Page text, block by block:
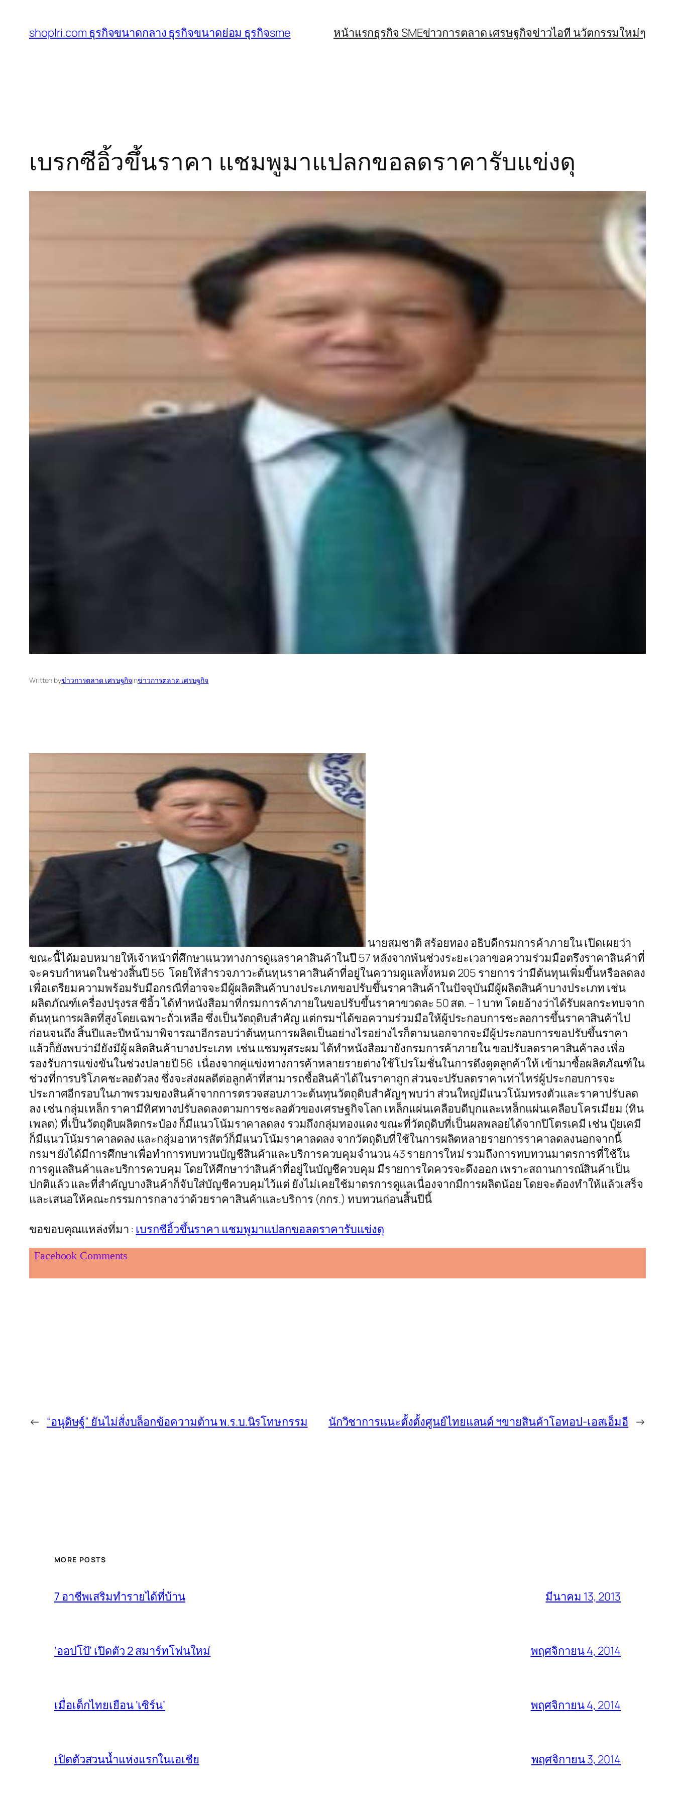
shoplri.com ธุรกิจขนาดกลาง ธุรกิจขนาดย่อม ธุรกิจsme หน้าแรกธุรกิจ SMEข่าวการตลาด เศรษฐกิจข่าวไอที นวัตกรรมใหม่ๆ
เบรกซีอิ้วขึ้นราคา แชมพูมาแปลกขอลดราคารับแข่งดุ
Written byข่าวการตลาด เศรษฐกิจinข่าวการตลาด เศรษฐกิจ
นายสมชาติ สร้อยทอง อธิบดีกรมการค้าภายใน เปิดเผยว่า
ขณะนี้ได้มอบหมายให้เจ้าหน้าที่ศึกษาแนวทางการดูแลราคาสินค้าในปี 57 หลังจากพ้นช่วงระยะเวลาขอความร่วมมือตรึงราคาสินค้าที่
จะครบกำหนดในช่วงสิ้นปี 56 โดยให้สำรวจภาวะต้นทุนราคาสินค้าที่อยู่ในความดูแลทั้งหมด 205 รายการ ว่ามีต้นทุนเพิ่มขึ้นหรือลดลง
เพื่อเตรียมความพร้อมรับมือกรณีที่อาจจะมีผู้ผลิตสินค้าบางประเภทขอปรับขึ้นราคาสินค้าในปัจจุบันมีผู้ผลิตสินค้าบางประเภท เช่น
ผลิตภัณฑ์เครื่องปรุงรส ซีอิ้ว ได้ทำหนังสือมาที่กรมการค้าภายในขอปรับขึ้นราคาขวดละ 50 สต. – 1 บาท โดยอ้างว่าได้รับผลกระทบจาก
ต้นทุนการผลิตที่สูงโดยเฉพาะถั่วเหลือ ซึ่งเป็นวัตถุดิบสำคัญ แต่กรมฯได้ขอความร่วมมือให้ผู้ประกอบการชะลอการขึ้นราคาสินค้าไป
ก่อนจนถึง สิ้นปีและปีหน้ามาพิจารณาอีกรอบว่าต้นทุนการผลิตเป็นอย่างไรอย่างไรก็ตามนอกจากจะมีผู้ประกอบการขอปรับขึ้นราคา
แล้วก็ยังพบว่ามียังมีผู้ ผลิตสินค้าบางประเภท เช่น แชมพูสระผม ได้ทำหนังสือมายังกรมการค้าภายใน ขอปรับลดราคาสินค้าลง เพื่อ
รองรับการแข่งขันในช่วงปลายปี 56 เนื่องจากคู่แข่งทางการค้าหลายรายต่างใช้โปรโมชั่นในการดึงดูดลูกค้าให้ เข้ามาซื้อผลิตภัณฑ์ใน
ช่วงที่การบริโภคชะลอตัวลง ซึ่งจะส่งผลดีต่อลูกค้าที่สามารถซื้อสินค้าได้ในราคาถูก ส่วนจะปรับลดราคาเท่าไหร่ผู้ประกอบการจะ
ประกาศอีกรอบในภาพรวมของสินค้าจากการตรวจสอบภาวะต้นทุนวัตถุดิบสำคัญๆ พบว่า ส่วนใหญ่มีแนวโน้มทรงตัวและราคาปรับลด
ลง เช่น กลุ่มเหล็ก ราคามีทิศทางปรับลดลงตามการชะลอตัวของเศรษฐกิจโลก เหล็กแผ่นเคลือบดีบุกและเหล็กแผ่นเคลือบโครเมียม (ทิน
เพลต) ที่เป็นวัตถุดิบผลิตกระป๋อง ก็มีแนวโน้มราคาลดลง รวมถึงกลุ่มทองแดง ขณะที่วัตถุดิบที่เป็นผลพลอยได้จากปิโตรเคมี เช่น ปุ๋ยเคมี
ก็มีแนวโน้มราคาลดลง และกลุ่มอาหารสัตว์ก็มีแนวโน้มราคาลดลง จากวัตถุดิบที่ใช้ในการผลิตหลายรายการราคาลดลงนอกจากนี้
กรมฯ ยังได้มีการศึกษาเพื่อทำการทบทวนบัญชีสินค้าและบริการควบคุมจำนวน 43 รายการใหม่ รวมถึงการทบทวนมาตรการที่ใช้ใน
การดูแลสินค้าและบริการควบคุม โดยให้ศึกษาว่าสินค้าที่อยู่ในบัญชีควบคุม มีรายการใดควรจะดึงออก เพราะสถานการณ์สินค้าเป็น
ปกติแล้ว และที่สำคัญบางสินค้าก็จับใส่บัญชีควบคุมไว้แต่ ยังไม่เคยใช้มาตรการดูแลเนื่องจากมีการผลิตน้อย โดยจะต้องทำให้แล้วเสร็จ
และเสนอให้คณะกรรมการกลางว่าด้วยราคาสินค้าและบริการ (กกร.) ทบทวนก่อนสิ้นปีนี้
ขอขอบคุณแหล่งที่มา : เบรกซีอิ้วขึ้นราคา แชมพูมาแปลกขอลดราคารับแข่งดุ
Facebook Comments
← “อนุดิษฐ์” ยันไม่สั่งบล็อกข้อความต้าน พ.ร.บ.นิรโทษกรรม นักวิชาการแนะตั้งตั้งศูนย์ไทยแลนด์ ฯขายสินค้าโอทอป-เอสเอ็มอี →
MORE POSTS
7 อาชีพเสริมทำรายได้ที่บ้าน มีนาคม 13, 2013
‘ออปโป้’ เปิดตัว 2 สมาร์ทโฟนใหม่ พฤศจิกายน 4, 2014
เมื่อเด็กไทยเยือน ‘เซิร์น’ พฤศจิกายน 4, 2014
เปิดตัวสวนน้ำแห่งแรกในเอเชีย พฤศจิกายน 3, 2014